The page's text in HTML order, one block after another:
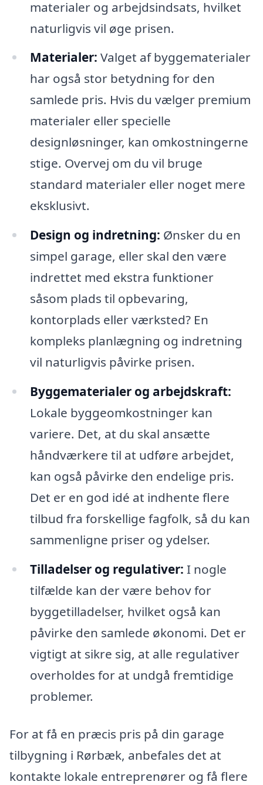
materialer og arbejdsindsats, hvilket
naturligvis vil øge prisen.
Materialer: Valget af byggematerialer
har også stor betydning for den
samlede pris. Hvis du vælger premium
materialer eller specielle
designløsninger, kan omkostningerne
stige. Overvej om du vil bruge
standard materialer eller noget mere
eksklusivt.
Design og indretning: Ønsker du en
simpel garage, eller skal den være
indrettet med ekstra funktioner
såsom plads til opbevaring,
kontorplads eller værksted? En
kompleks planlægning og indretning
vil naturligvis påvirke prisen.
Byggematerialer og arbejdskraft:
Lokale byggeomkostninger kan
variere. Det, at du skal ansætte
håndværkere til at udføre arbejdet,
kan også påvirke den endelige pris.
Det er en god idé at indhente flere
tilbud fra forskellige fagfolk, så du kan
sammenligne priser og ydelser.
Tilladelser og regulativer: I nogle
tilfælde kan der være behov for
byggetilladelser, hvilket også kan
påvirke den samlede økonomi. Det er
vigtigt at sikre sig, at alle regulativer
overholdes for at undgå fremtidige
problemer.
For at få en præcis pris på din garage
tilbygning i Rørbæk, anbefales det at
kontakte lokale entreprenører og få flere